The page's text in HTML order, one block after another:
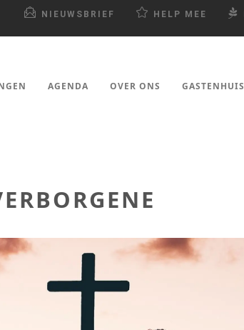
NIEUWSBRIEF HELP MEE
AGENDA OVER ONS GASTENHUIS